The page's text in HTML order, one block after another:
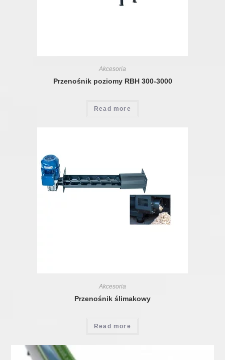
Akcesoria
Przenośnik poziomy RBH 300-3000
Read more
Akcesoria
Przenośnik ślimakowy
Read more